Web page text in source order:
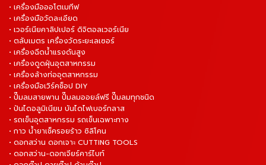
• เครื่องมือออโตเมทีฟ
• เครื่องมือวัดละเอียด
• เวอร์เนียคาลิปเปอร์ ดิจิตอลเวอร์เนีย
• ตลับเมตร เครื่องวัดระยะเลเซอร์
• เครื่องฉีดน้ำแรงดันสูง
• เครื่องดูดฝุ่นอุตสาหกรรม
• เครื่องล้างท่ออุตสาหกรรม
• เครื่องมือเวิร์คช็อป DIY
• ปั๊มลมสายพาน ปั๊มลมออยล์ฟรี ปั๊มลมทุกชนิด
• ปันไดอลูมิเนียม บันไดไฟเบอร์กลาส
• รถเข็นอุตสาหกรรม รถเข็นเฉพาะทาง
• กาว น้ำยาเช็ครอยร้าว ซิลิโคน
• ดอกสว่าน ดอกเจาะ CUTTING TOOLS
• ดอกสว่าน-ดอกเจียร์คาร์ไบท์